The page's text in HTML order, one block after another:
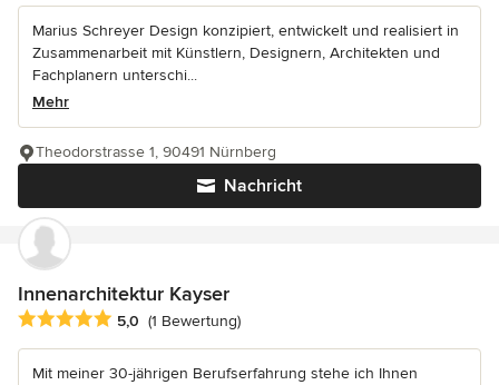
Marius Schreyer Design konzipiert, entwickelt und realisiert in
Zusammenarbeit mit Künstlern, Designern, Architekten und
Fachplanern unterschi...
Mehr
Nachricht
Theodorstrasse 1, 90491 Nürnberg
Innenarchitektur Kayser
Durchschnittliche Bewertung: 5 von 5 Sternen
5,0 (1 Bewertung)
Mit meiner 30-jährigen Berufserfahrung stehe ich Ihnen